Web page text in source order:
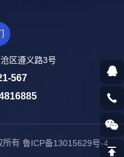
区遵义路3号
567
所有 鲁ICP备13015629号-4